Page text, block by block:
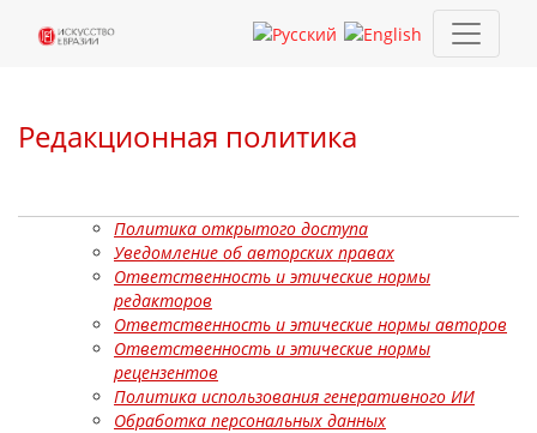
Редакционная политика
Политика открытого доступа
Уведомление об авторских правах
Ответственность и этические нормы
редакторов
Ответственность и этические нормы авторов
Ответственность и этические нормы
рецензентов
Политика использования генеративного ИИ
Обработка персональных данных